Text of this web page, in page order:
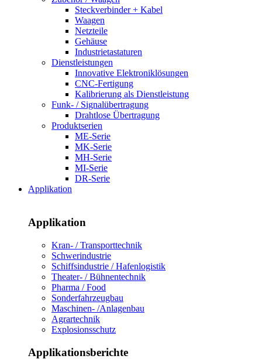
Steckverbinder + Kabel
Waagen
Netzteile
Gehäuse
Industrietastaturen
Dienstleistungen
Innovative Elektroniklösungen
CNC-Fertigung
Kalibrierung als Dienstleistung
Funk- / Signalübertragung
Drahtlose Übertragung
Produktserien
ME-Serie
MK-Serie
MH-Serie
MI-Serie
DR-Serie
Applikation
Applikation
Kran- / Transporttechnik
Schwerindustrie
Schiffsindustrie / Hafenlogistik
Theater- / Bühnentechnik
Pharma / Food
Sonderfahrzeugbau
Maschinen- /Anlagenbau
Agrartechnik
Explosionsschutz
Applikationsberichte